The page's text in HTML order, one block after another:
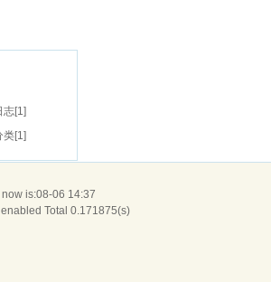
志[1]
类[1]
is:08-06 14:37
Total 0.171875(s)